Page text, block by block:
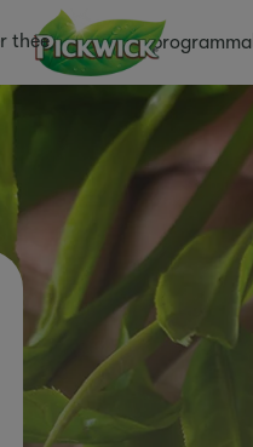
theeActiesSpaarprogramma